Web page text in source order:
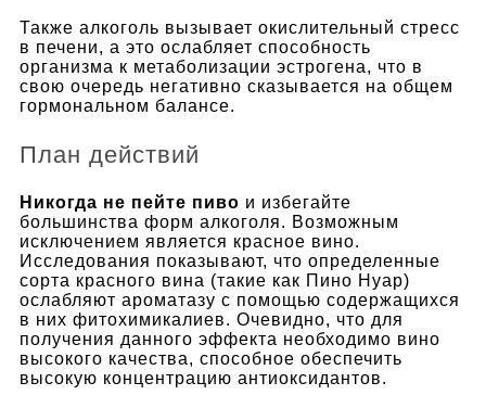
Также алкоголь вызывает окислительный стресс
в печени, а это ослабляет способность
организма к метаболизации эстрогена, что в
свою очередь негативно сказывается на общем
гормональном балансе.
План действий
Никогда не пейте пиво и избегайте
большинства форм алкоголя. Возможным
исключением является красное вино.
Исследования показывают, что определенные
сорта красного вина (такие как Пино Нуар)
ослабляют ароматазу с помощью содержащихся
в них фитохимикалиев. Очевидно, что для
получения данного эффекта необходимо вино
высокого качества, способное обеспечить
высокую концентрацию антиоксидантов.